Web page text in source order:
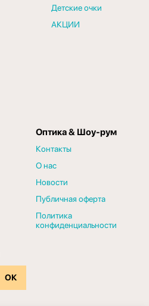
Детские очки
АКЦИИ
Оптика & Шоу-рум
Контакты
О нас
Новости
Публичная оферта
Политика
конфиденциальности
ОК